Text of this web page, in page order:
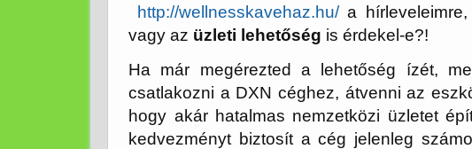
http://wellnesskavehaz.hu/a
vagy az üzleti lehetőség is érdekel-e?!
Ha már megérezted a lehetőség ízét,
csatlakozni a DXN céghez, átvenni az
hogy akár hatalmas nemzetközi üzletet
kedvezményt biztosít a cég jelenleg